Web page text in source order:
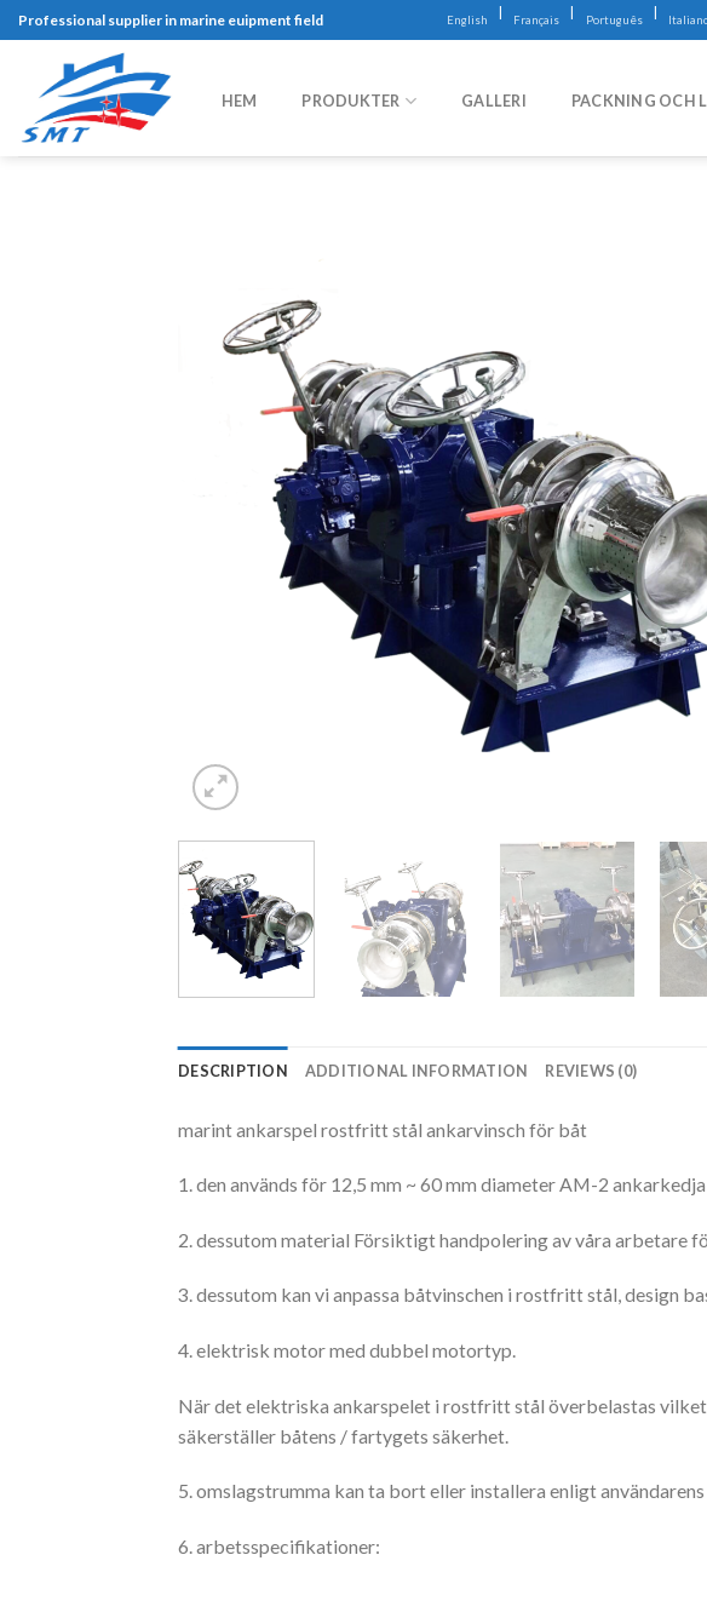
Skip
to
content
Professional supplier in marine euipment field English | Français | Português |
HEM PRODUKTER GALLERI PACKNING OCH
DESCRIPTION ADDITIONAL INFORMATION REVIEWS (0)
marint ankarspel rostfritt stål ankarvinsch för båt
1. den används för 12,5 mm ~ 60 mm diameter AM-2
2. dessutom material Försiktigt handpolering av våra arbetare
3. dessutom kan vi anpassa båtvinschen i rostfritt stål, design
4. elektrisk motor med dubbel motortyp.
När det elektriska ankarspelet i rostfritt stål överbelastas
säkerställer båtens / fartygets säkerhet.
5. omslagstrumma kan ta bort eller installera enligt
6. arbetsspecifikationer: